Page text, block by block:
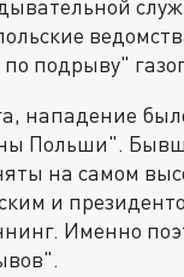
подрыву"
нападение
Польши".
на самом
и
Именно